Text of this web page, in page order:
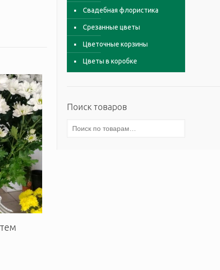
Свадебная флористика
Срезанные цветы
Цветочные корзины
Цветы в коробке
Поиск товаров